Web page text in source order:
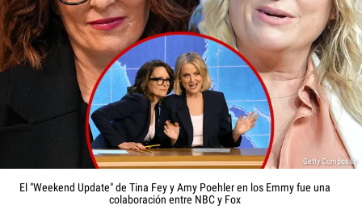
Getty Composite
El "Weekend Update" de Tina Fey y Amy Poehler en los Emmy fue una
colaboración entre NBC y Fox